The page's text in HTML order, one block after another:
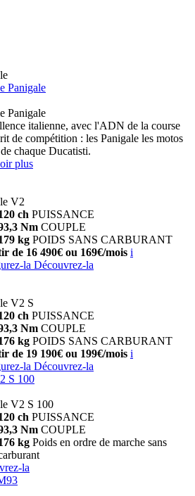
Panigale
Panigale
italienne, avec l'ADN de la course
de compétition : les Panigale les motos
chaque Ducatisti.
plus
V2
ch PUISSANCE
Nm COUPLE
kg POIDS SANS CARBURANT
de 16 490€ ou 169€/mois i
la Découvrez-la
V2 S
ch PUISSANCE
Nm COUPLE
kg POIDS SANS CARBURANT
de 19 190€ ou 199€/mois i
la Découvrez-la
S 100
V2 S 100
ch PUISSANCE
Nm COUPLE
kg Poids en ordre de marche sans
la